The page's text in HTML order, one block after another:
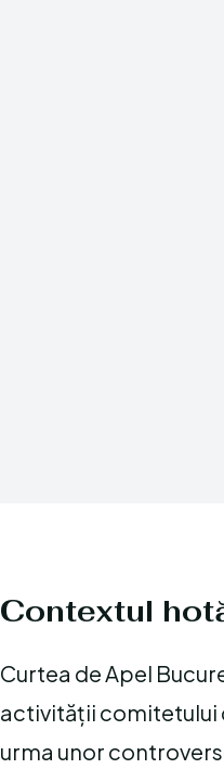
Contextul
Curtea de Apel
activității comitetului
urma unor